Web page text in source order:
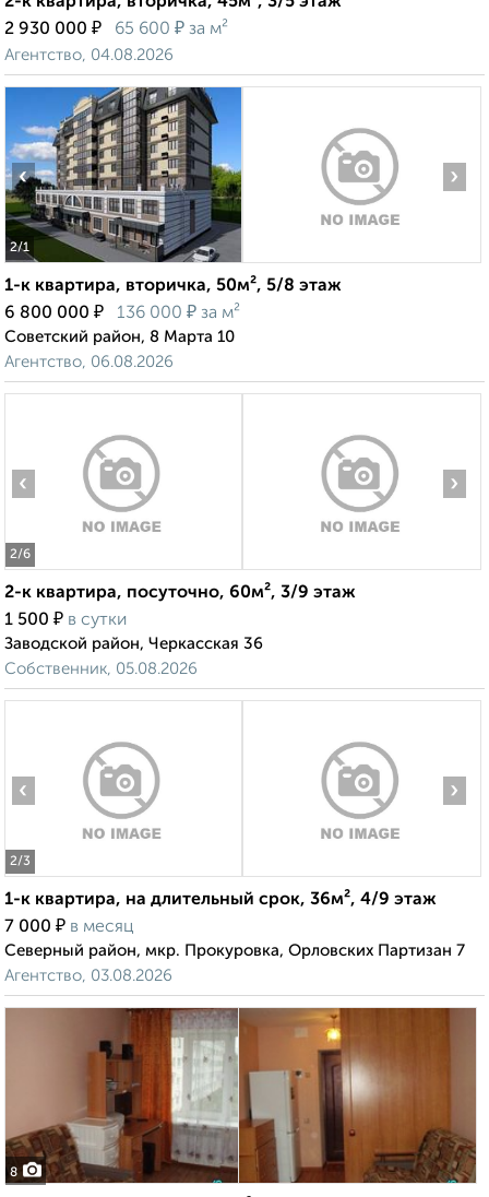
2 930 000 ₽ 65 600 ₽ за м²
Агентство, 04.08.2026
2/1
‹ ›
1-к квартира, вторичка, 50м², 5/8 этаж
6 800 000 ₽ 136 000 ₽ за м²
Советский район, 8 Марта 10
Агентство, 06.08.2026
2/6
‹ ›
2-к квартира, посуточно, 60м², 3/9 этаж
1 500 ₽ в сутки
Заводской район, Черкасская 36
Собственник, 05.08.2026
2/3
‹ ›
1-к квартира, на длительный срок, 36м², 4/9 этаж
7 000 ₽ в месяц
Северный район, мкр. Прокуровка, Орловских Партизан 7
Агентство, 03.08.2026
8